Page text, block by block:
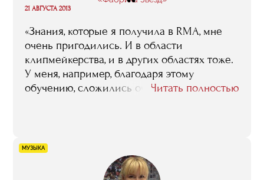
21 АВГУСТА 2013
«Знания, которые я получила в RMA, мне
очень пригодились. И в области
клипмейкерства, и в других областях тоже.
У меня, например, благодаря этому
обучению, сложились очень четкое
клипе, одурачить меня, запросить
втридорога, скажем, за аренду аппаратуры,
было практически невозможно».
Читать полностью
МУЗЫКА